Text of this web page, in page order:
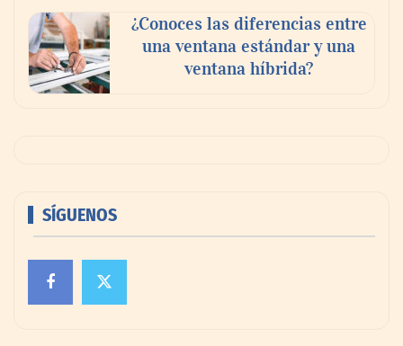
¿Conoces las diferencias entre
una ventana estándar y una
ventana híbrida?
SÍGUENOS